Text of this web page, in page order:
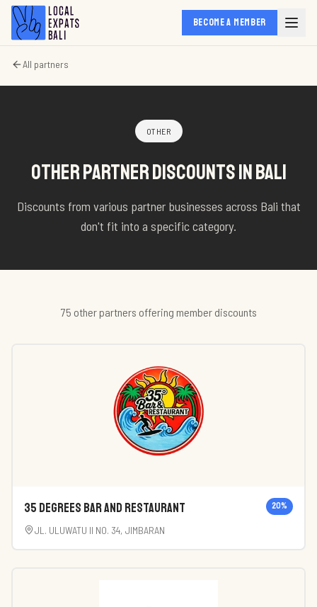
BECOME A MEMBER
All partners
OTHER
OTHER PARTNER DISCOUNTS IN BALI
Discounts from various partner businesses across Bali that
don't fit into a specific category.
75 otherpartners offering member discounts
35 Degrees Bar and Restaurant 20%
JL. ULUWATU II NO. 34, JIMBARAN